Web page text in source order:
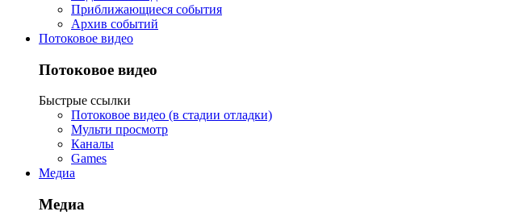
Приближающиеся события
Архив событий
Потоковое видео
Потоковое видео
Быстрые ссылки
Потоковое видео (в стадии отладки)
Мульти просмотр
Каналы
Games
Медиа
Медиа